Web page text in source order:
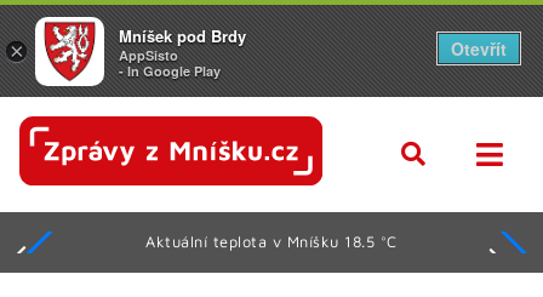
Aktuální teplota v Mníšku 18.5 °C
×
Mníšek pod Brdy
AppSisto
- In Google Play
Otevřít